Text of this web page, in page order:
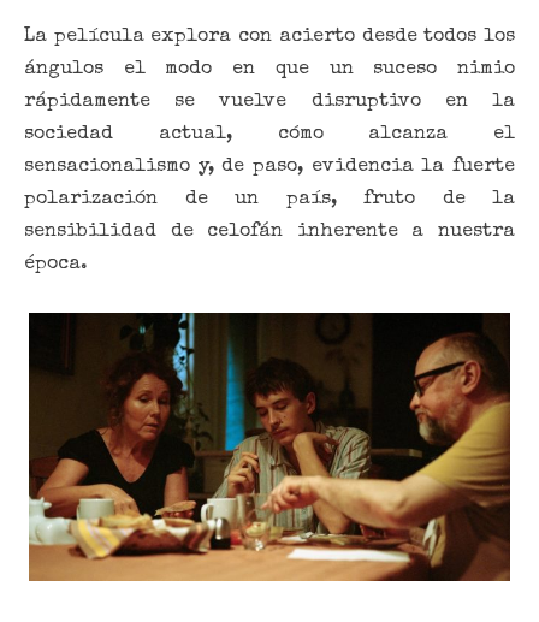
La película explora con acierto desde todos los
ángulos el modo en que un suceso nimio
rápidamente se vuelve disruptivo en la
sociedad actual, cómo alcanza el
sensacionalismo y, de paso, evidencia la fuerte
polarización de un país, fruto de la
sensibilidad de celofán inherente a nuestra
época.